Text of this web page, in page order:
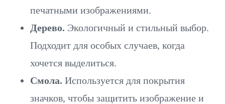
печатными изображениями.
Дерево. Экологичный и стильный выбор.
Подходит для особых случаев, когда
хочется выделиться.
Смола. Используется для покрытия
значков, чтобы защитить изображение и